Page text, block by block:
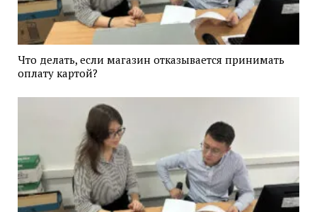
Что делать, если магазин отказывается принимать
оплату картой?